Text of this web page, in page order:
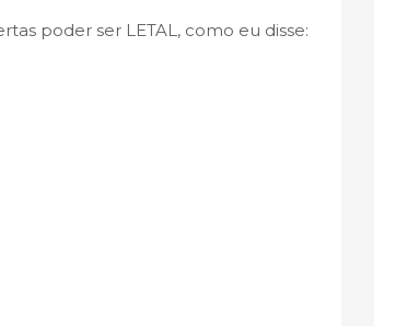
poder ser LETAL, como eu disse: